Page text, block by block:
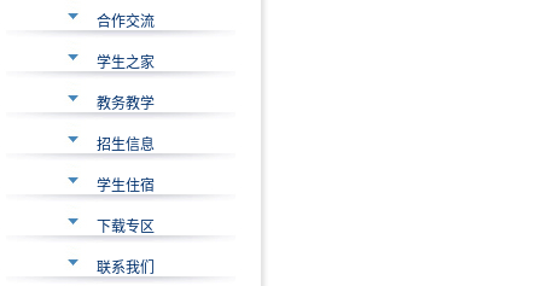
合作交流
学生之家
教务教学
招生信息
学生住宿
下载专区
联系我们